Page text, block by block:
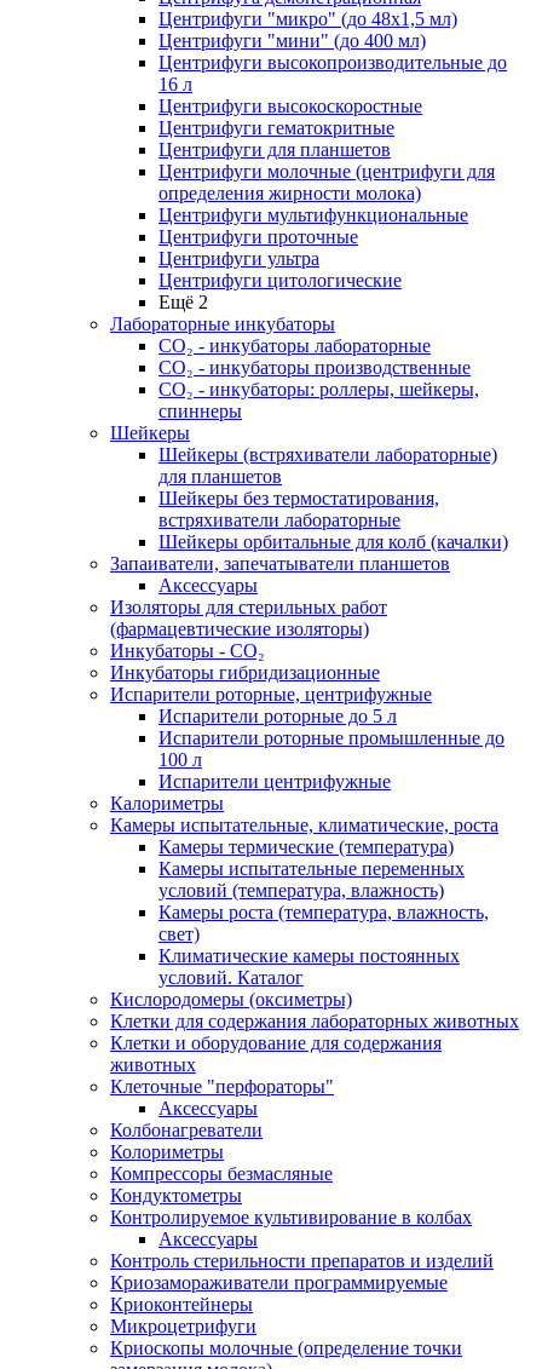
Центрифуги "микро" (до 48x1,5 мл)
Центрифуги "мини" (до 400 мл)
Центрифуги высокопроизводительные до
16 л
Центрифуги высокоскоростные
Центрифуги гематокритные
Центрифуги для планшетов
Центрифуги молочные (центрифуги для
определения жирности молока)
Центрифуги мультифункциональные
Центрифуги проточные
Центрифуги ультра
Центрифуги цитологические
Ещё 2
Лабораторные инкубаторы
СО₂ - инкубаторы лабораторные
СО₂ - инкубаторы производственные
СО₂ - инкубаторы: роллеры, шейкеры,
спиннеры
Шейкеры
Шейкеры (встряхиватели лабораторные)
для планшетов
Шейкеры без термостатирования,
встряхиватели лабораторные
Шейкеры орбитальные для колб (качалки)
Запаиватели, запечатыватели планшетов
Аксессуары
Изоляторы для стерильных работ
(фармацевтические изоляторы)
Инкубаторы - CO₂
Инкубаторы гибридизационные
Испарители роторные, центрифужные
Испарители роторные до 5 л
Испарители роторные промышленные до
100 л
Испарители центрифужные
Калориметры
Камеры испытательные, климатические, роста
Камеры термические (температура)
Камеры испытательные переменных
условий (температура, влажность)
Камеры роста (температура, влажность,
свет)
Климатические камеры постоянных
условий. Каталог
Кислородомеры (оксиметры)
Клетки для содержания лабораторных животных
Клетки и оборудование для содержания
животных
Клеточные "перфораторы"
Аксессуары
Колбонагреватели
Колориметры
Компрессоры безмасляные
Кондуктометры
Контролируемое культивирование в колбах
Аксессуары
Контроль стерильности препаратов и изделий
Криозамораживатели программируемые
Криоконтейнеры
Микроцетрифуги
Криоскопы молочные (определение точки